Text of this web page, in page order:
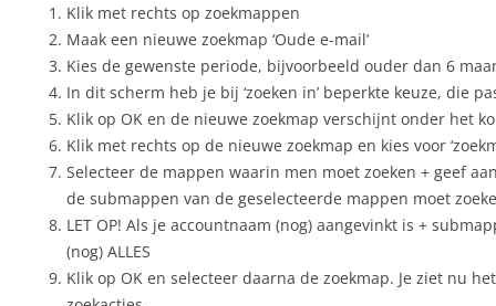
Klik met rechts op zoekmappen
Maak een nieuwe zoekmap ‘Oude e-mail’
Kies de gewenste periode, bijvoorbeeld ouder dan 6
In dit scherm heb je bij ‘zoeken in’ beperkte keuze, die
Klik op OK en de nieuwe zoekmap verschijnt onder het
Klik met rechts op de nieuwe zoekmap en kies voor
Selecteer de mappen waarin men moet zoeken + geef
de submappen van de geselecteerde mappen moet
LET OP! Als je accountnaam (nog) aangevinkt is +
(nog) ALLES
Klik op OK en selecteer daarna de zoekmap. Je ziet nu